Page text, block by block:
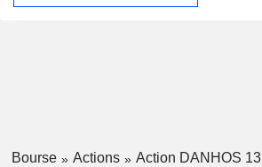
Bourse Actions Action DANHOS 13